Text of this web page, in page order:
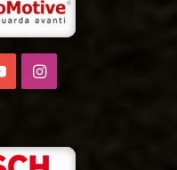
You Instagram